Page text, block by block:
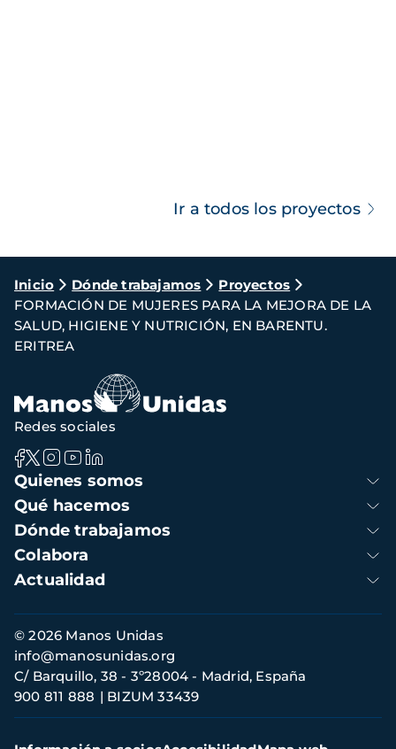
Ir a todos los proyectos
Ruta
de
navegación
Inicio Dónde trabajamos
Proyectos
FORMACIÓN DE MUJERES PARA LA MEJORA DE LA
SALUD, HIGIENE Y NUTRICIÓN, EN BARENTU.
ERITREA
Navegación
principal
Quienes somos
Qué hacemos
Dónde trabajamos
Colabora
Actualidad
Redes sociales
Información
de
contacto
© 2026 Manos Unidas
C/ Barquillo, 38 - 3º28004 - Madrid, España
900 811 888
BIZUM 33439
info@manosunidas.org